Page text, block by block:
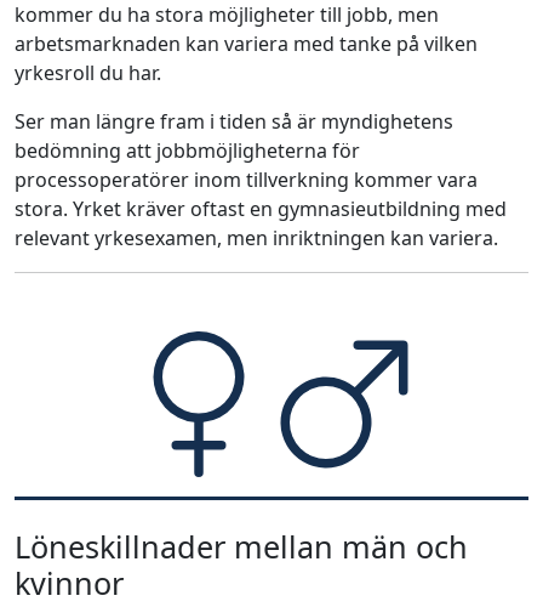
kommer du ha stora möjligheter till jobb, men
arbetsmarknaden kan variera med tanke på vilken
yrkesroll du har.
Ser man längre fram i tiden så är myndighetens
bedömning att jobbmöjligheterna för
processoperatörer inom tillverkning kommer vara
stora. Yrket kräver oftast en gymnasieutbildning med
relevant yrkesexamen, men inriktningen kan variera.
Löneskillnader mellan män och
kvinnor